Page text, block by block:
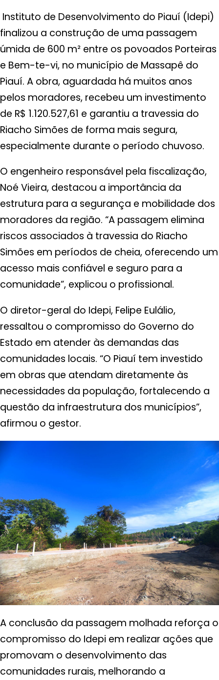
Instituto de Desenvolvimento do Piauí (Idepi)
finalizou a construção de uma passagem
úmida de 600 m² entre os povoados Porteiras
e Bem-te-vi, no município de Massapê do
Piauí. A obra, aguardada há muitos anos
pelos moradores, recebeu um investimento
de R$ 1.120.527,61 e garantiu a travessia do
Riacho Simões de forma mais segura,
especialmente durante o período chuvoso.
O engenheiro responsável pela fiscalização,
Noé Vieira, destacou a importância da
estrutura para a segurança e mobilidade dos
moradores da região. “A passagem elimina
riscos associados à travessia do Riacho
Simões em períodos de cheia, oferecendo um
acesso mais confiável e seguro para a
comunidade”, explicou o profissional.
O diretor-geral do Idepi, Felipe Eulálio,
ressaltou o compromisso do Governo do
Estado em atender às demandas das
comunidades locais. “O Piauí tem investido
em obras que atendam diretamente às
necessidades da população, fortalecendo a
questão da infraestrutura dos municípios”,
afirmou o gestor.
A conclusão da passagem molhada reforça o
compromisso do Idepi em realizar ações que
promovam o desenvolvimento das
comunidades rurais, melhorando a